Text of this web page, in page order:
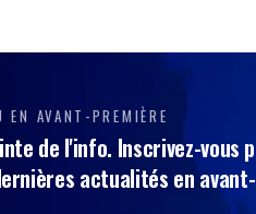
EN AVANT-PREMIÈRE
de l'info. Inscrivez-vous
actualités en